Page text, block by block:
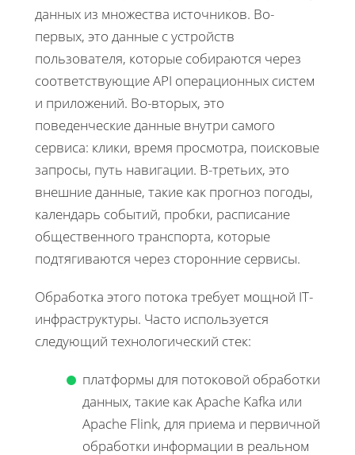
данных из множества источников. Во-
первых, это данные с устройств
пользователя, которые собираются через
соответствующие API операционных систем
и приложений. Во-вторых, это
поведенческие данные внутри самого
сервиса: клики, время просмотра, поисковые
запросы, путь навигации. В-третьих, это
внешние данные, такие как прогноз погоды,
календарь событий, пробки, расписание
общественного транспорта, которые
подтягиваются через сторонние сервисы.
Обработка этого потока требует мощной IT-
инфраструктуры. Часто используется
следующий технологический стек:
платформы для потоковой обработки
данных, такие как Apache Kafka или
Apache Flink, для приема и первичной
обработки информации в реальном